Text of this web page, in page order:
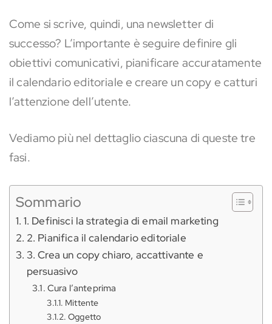
Come si scrive, quindi, una newsletter di
successo? L’importante è seguire definire gli
obiettivi comunicativi, pianificare accuratamente
il calendario editoriale e creare un copy e catturi
l’attenzione dell’utente.
Vediamo più nel dettaglio ciascuna di queste tre
fasi.
Sommario
1. Definisci la strategia di email marketing
2. Pianifica il calendario editoriale
3. Crea un copy chiaro, accattivante e
persuasivo
Cura l’anteprima
Mittente
Oggetto